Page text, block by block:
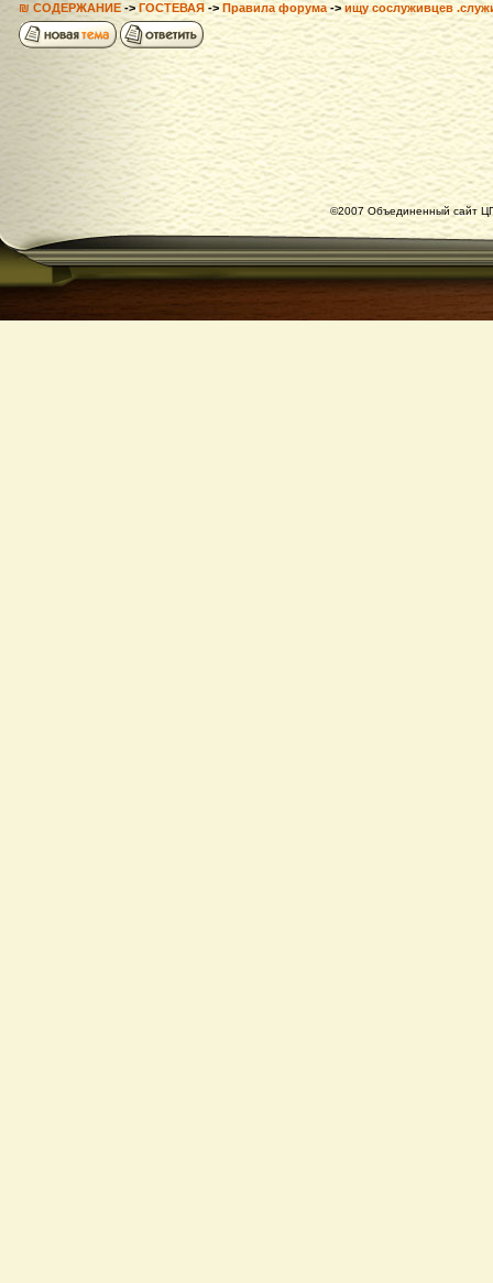
₪ СОДЕРЖАНИЕ->ГОСТЕВАЯ->Правила форума->ищу сослуживцев
©2007 Объединенный сайт